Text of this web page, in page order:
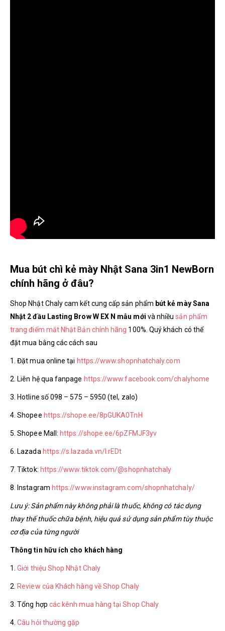
Mua bút chì kẻ mày Nhật Sana 3in1 NewBorn
chính hãng ở đâu?
Shop Nhật Chaly cam kết cung cấp sản phẩm bút kẻ mày Sana
Nhật 2 đầu Lasting Brow W EX N mẫu mới và nhiềusản phẩm
trang điểm mắt Nhật Bản chính hãng 100%. Quý khách có thể
đặt mua bằng các cách sau
1. Đặt mua online tại https://www.shopnhatchaly.com
2. Liên hệ qua fanpage https://www.facebook.com/chalyhome
3. Hotline số 098 – 575 – 5950 (tel, zalo)
4. Shopee https://shope.ee/8pGUKA0TnH
5. Shopee Mall: https://shope.ee/6pZFMJF3yv
6. Lazada https://s.lazada.vn/l.rEDt
7. Tiktok: https://www.tiktok.com/@shopnhatchaly
8. Instagram https://www.instagram.com/shopnhatchaly/
Lưu ý: Sản phẩm này không phải là thuốc, không có tác dụng
thay thế thuốc chữa bệnh, hiệu quả sử dụng sản phẩm tùy thuộc
cơ địa của từng người
Thông tin hữu ích cho khách hàng
1.Giới thiệu Shop Nhật Chaly
2. Review của Khách hàng về Shop Chaly
3. Tổng hợp các kênh mua hàng tại Shop Chaly
4.Câu hỏi thường gặp